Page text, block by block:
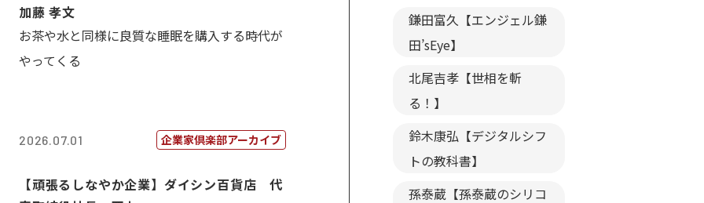
加藤 孝文
お茶や水と同様に良質な睡眠を購入する時代が
やってくる
2026.07.01 企業家倶楽部アーカイブ
【頑張るしなやか企業】ダイシン百貨店 代
鎌田富久【エンジェル鎌
田’sEye】
北尾吉孝【世相を斬
る！】
鈴木康弘【デジタルシフ
トの教科書】
孫泰蔵【孫泰蔵のシリコ